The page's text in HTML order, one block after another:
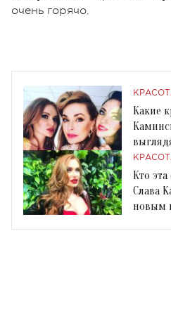
очень горячо.
Какие
новом
Кто
Слава
новым